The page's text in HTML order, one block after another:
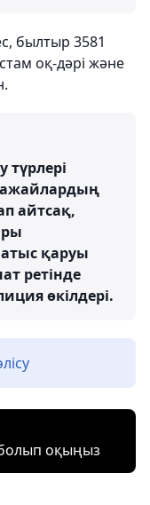
былтыр 3581
оқ-дәрі және
түрлері
айтсақ,
қаруы
ретінде
өкілдері.
оқыңыз